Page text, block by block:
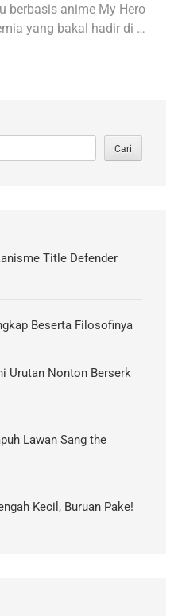
berbasis anime My Hero
yang bakal hadir di …
Cari
Title Defender
Beserta Filosofinya
Urutan Nonton Berserk
Lawan Sang the
Kecil, Buruan Pake!